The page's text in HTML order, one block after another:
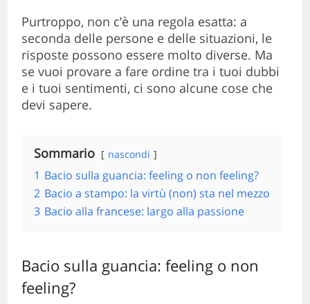
Purtroppo, non c’è una regola esatta: a
seconda delle persone e delle situazioni, le
risposte possono essere molto diverse. Ma
se vuoi provare a fare ordine tra i tuoi dubbi
e i tuoi sentimenti, ci sono alcune cose che
devi sapere.
Sommario nascondi
1 Bacio sulla guancia: feeling o non feeling?
2 Bacio a stampo: la virtù (non) sta nel mezzo
3 Bacio alla francese: largo alla passione
Bacio sulla guancia: feeling o non
feeling?